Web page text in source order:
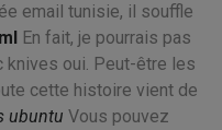
email tunisie, il souffle
En fait, je pourrais pas
knives oui. Peut-être les
cette histoire vient de
ubuntu Vous pouvez